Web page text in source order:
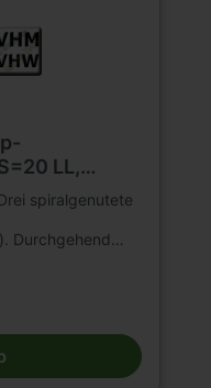
LL,
spiralgenutete
Durchgehend
für höhere
Zum
CNC-